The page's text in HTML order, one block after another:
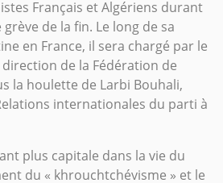
Français et Algériens durant
de la fin. Le long de sa
en France, il sera chargé par le
de la Fédération de
la houlette de Larbi Bouhali,
internationales du parti à
plus capitale dans la vie du
du « khrouchtchévisme » et le